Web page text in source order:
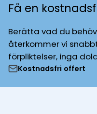
Få en
Berätta vad du
återkommer vi
förpliktelser, inga
Kostnadsfri offert